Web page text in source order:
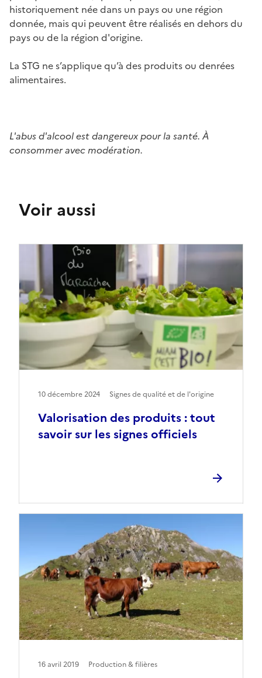
historiquement née dans un pays ou une région
donnée, mais qui peuvent être réalisés en dehors du
pays ou de la région d'origine.
La STG ne s’applique qu’à des produits ou denrées
alimentaires.
L'abus d'alcool est dangereux pour la santé. À
consommer avec modération.
Voir aussi
Valorisation des produits : tout
savoir sur les signes officiels
10 décembre 2024 Signes de qualité et de l'origine
16 avril 2019 Production & filières